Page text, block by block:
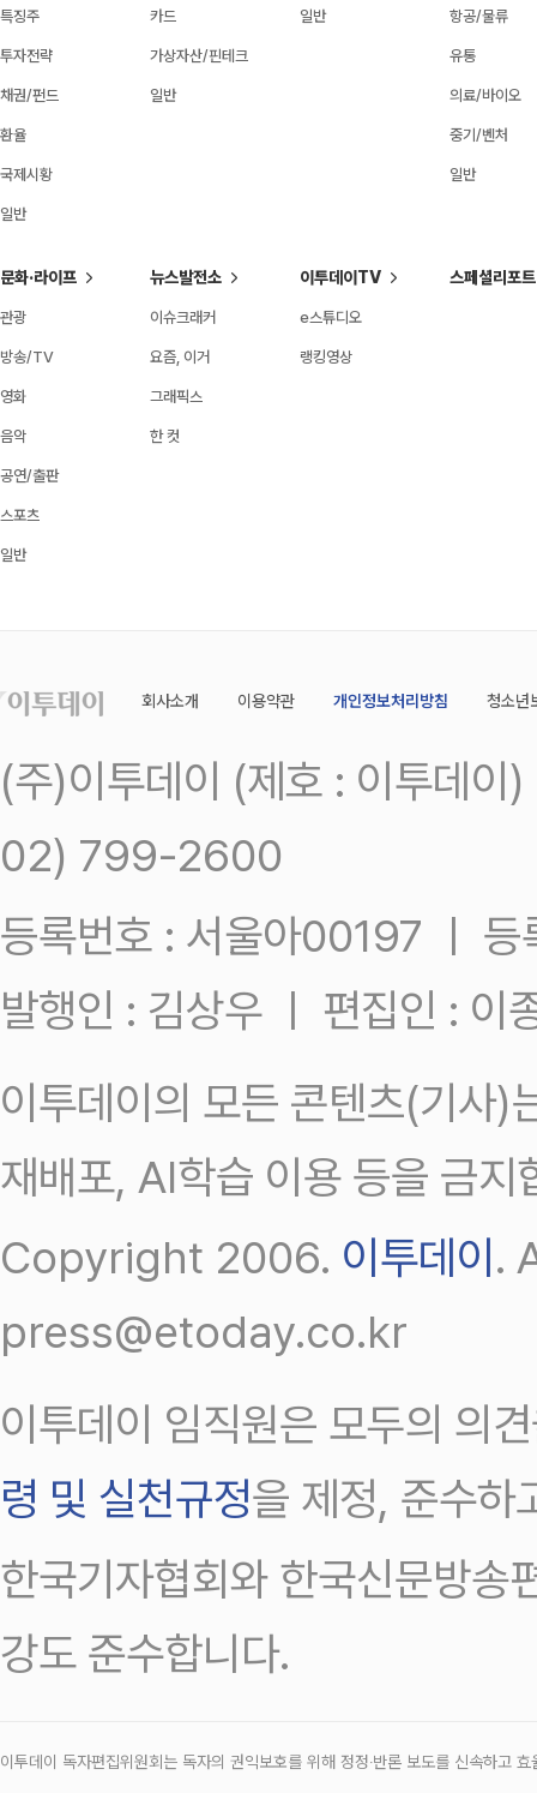
특징주
투자전략
채권/펀드
환율
국제시황
일반
카드
가상자산/핀테크
일반
일반 항공/물류
유통
의료/바이오
중기/벤처
일반
문화·라이프
관광
방송/TV
영화
음악
공연/출판
스포츠
일반
뉴스발전소
이슈크래커
요즘, 이거
그래픽스
한 컷
이투데이TV
e스튜디오
랭킹영상
스페셜리포트
회사소개 이용약관 개인정보처리방침 청소년
(주)이투데이 (제호 : 이투데
02) 799-2600
등록번호 : 서울아00197 ㅣ
발행인 : 김상우 ㅣ 편집인 : 이
이투데이의 모든 콘텐츠(기사)
재배포, AI학습 이용 등을 금지
Copyright 2006. 이투데이 .
press@etoday.co.kr
이투데이 임직원은 모두의 의
령 및 실천규정을 제정, 준수하
한국기자협회와 한국신문방송
강도 준수합니다.
이투데이 독자편집위원회는 독자의 권익보호를 위해 정정‧반론 보도를 신속하고